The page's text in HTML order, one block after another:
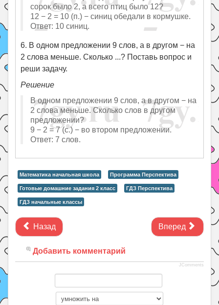
сорок было 2, а всего птиц было 12?
12 − 2 = 10 (п.) − синиц обедали в кормушке.
Ответ: 10 синиц.
6. В одном предложении 9 слов, а в другом − на
2 слова меньше. Сколько ...? Поставь вопрос и
реши задачу.
Решение
В одном предложении 9 слов, а в другом − на
2 слова меньше. Сколько слов в другом
предложении?
9 − 2 = 7 (с.) − во втором предложении.
Ответ: 7 слов.
Математика начальная школа Программа Перспектива
Готовые домашние задания 2 класс ГДЗ Перспектива
ГДЗ начальные классы
Назад Вперед
Добавить комментарий
JComments